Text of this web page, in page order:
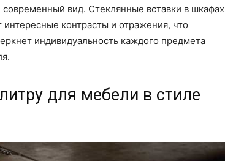
вид. Стеклянные вставки в шкафах
контрасты и отражения, что
индивидуальность каждого предмета
для мебели в стиле